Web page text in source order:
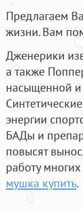
Предлагаем
жизни. Вам
Дженерики
а также
насыщенной
энергии
БАДы и
повысят
работу
мушка купить.